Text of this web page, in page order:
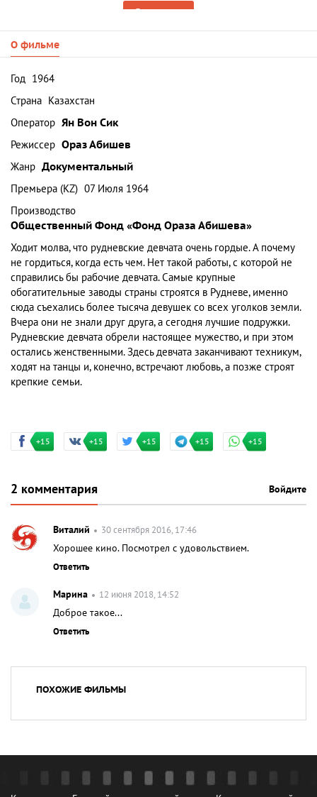
Смотреть
О фильме
Год 1964
Страна Казахстан
Оператор Ян Вон Сик
Режиссер Ораз Абишев
Жанр Документальный
Премьера (KZ) 07 Июля 1964
Производство
Общественный Фонд «Фонд Ораза Абишева»
Ходит молва, что рудневские девчата очень гордые. А почему
не гордиться, когда есть чем. Нет такой работы, с которой не
справились бы рабочие девчата. Самые крупные
обогатительные заводы страны строятся в Рудневе, именно
сюда съехались более тысяча девушек со всех уголков земли.
Вчера они не знали друг друга, а сегодня лучшие подружки.
Рудневские девчата обрели настоящее мужество, и при этом
остались женственными. Здесь девчата заканчивают техникум,
ходят на танцы и, конечно, встречают любовь, а позже строят
крепкие семьи.
+15 +15 +15 +15 +15
2 комментария Войдите
Виталий 30 сентября 2016, 17:46
Хорошее кино. Посмотрел с удовольствием.
Ответить
Марина 12 июня 2018, 14:52
Доброе такое...
Ответить
ПОХОЖИЕ ФИЛЬМЫ